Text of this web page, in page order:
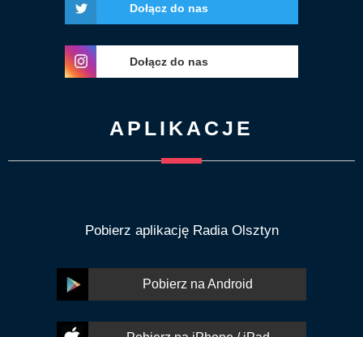
Dołącz do nas
Dołącz do nas
APLIKACJE
Pobierz aplikację Radia Olsztyn
Pobierz na Android